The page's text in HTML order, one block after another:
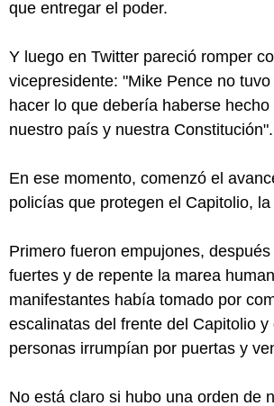
que entregar el poder.
Y luego en Twitter pareció romper
vicepresidente: "Mike Pence no
hacer lo que debería haberse
nuestro país y nuestra Constitución".
En ese momento, comenzó el
policías que protegen el Capitolio,
Primero fueron empujones,
fuertes y de repente la marea
manifestantes había tomado por
escalinatas del frente del Capitolio y
personas irrumpían por puertas y
No está claro si hubo una orden de